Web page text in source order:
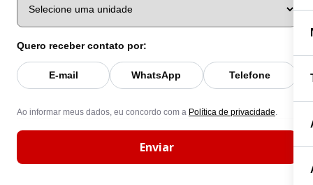
Quero receber contato por:
E-mail WhatsApp Telefone
Ao informar meus dados, eu concordo com a Política de privacidade.
Enviar